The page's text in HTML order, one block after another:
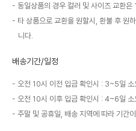
동일상품의 경우 컬러 및 사이즈 교환은
타 상품으로 교환을 원할시, 환불 후 원
니다.
배송기간/일정
오전 10시 이전 입금 확인시 : 3~5일 소
오전 10시 이후 입금 확인시 : 4~6일 소
주말 및 공휴일, 배송 지역에 따라 기간